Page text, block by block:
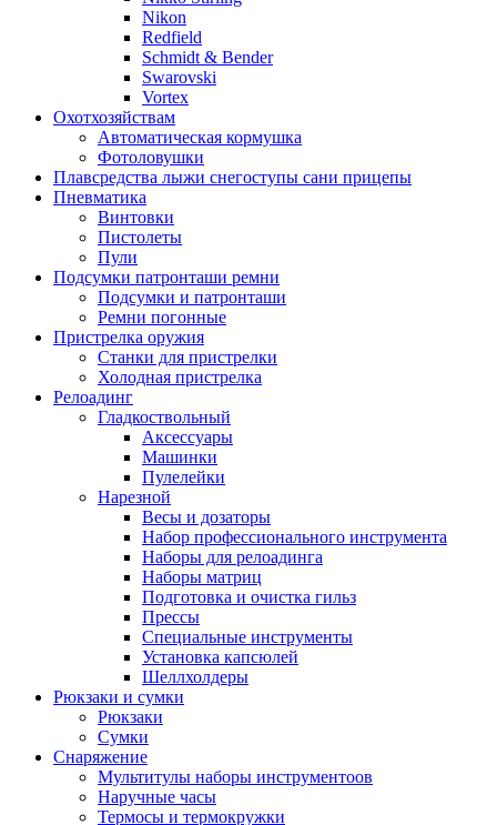
Nikon
Redfield
Schmidt & Bender
Swarovski
Vortex
Охотхозяйствам
Автоматическая кормушка
Фотоловушки
Плавсредства лыжи снегоступы сани прицепы
Пневматика
Винтовки
Пистолеты
Пули
Подсумки патронташи ремни
Подсумки и патронташи
Ремни погонные
Пристрелка оружия
Станки для пристрелки
Холодная пристрелка
Релоадинг
Гладкоствольный
Аксессуары
Машинки
Пулелейки
Нарезной
Весы и дозаторы
Набор профессионального инструмента
Наборы для релоадинга
Наборы матриц
Подготовка и очистка гильз
Прессы
Специальные инструменты
Установка капсюлей
Шеллхолдеры
Рюкзаки и сумки
Рюкзаки
Сумки
Снаряжение
Мультитулы наборы инструментоов
Наручные часы
Термосы и термокружки